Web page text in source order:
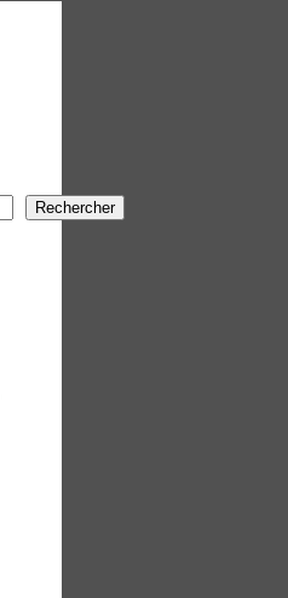
Rechercher